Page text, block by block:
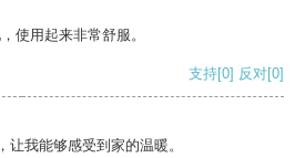
使用起来非常舒服。
支持[0] 反对[0]
我能够感受到家的温暖。